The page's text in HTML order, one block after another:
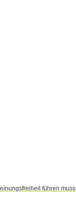
führen muss